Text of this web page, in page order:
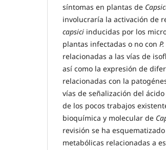
síntomas en plantas de
involucraría la activación de
capsici inducidas por los
plantas infectadas o no con
relacionadas a las vías de
así como la expresión de
relacionadas con la
vías de señalización del
de los pocos trabajos
bioquímica y molecular de
revisión se ha
metabólicas relacionadas a